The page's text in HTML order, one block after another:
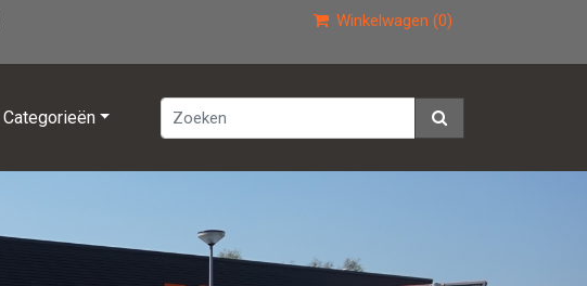
Winkelwagen (0)
Categorieën